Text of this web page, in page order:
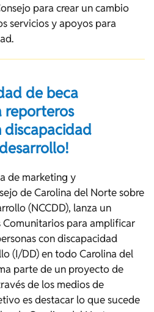
para crear un cambio
servicios y apoyos para
de beca
reporteros
discapacidad
de marketing y
de Carolina del Norte sobre
(NCCDD), lanza un
Comunitarios para amplificar
con discapacidad
(I/DD) en todo Carolina del
parte de un proyecto de
de los medios de
es destacar lo que sucede